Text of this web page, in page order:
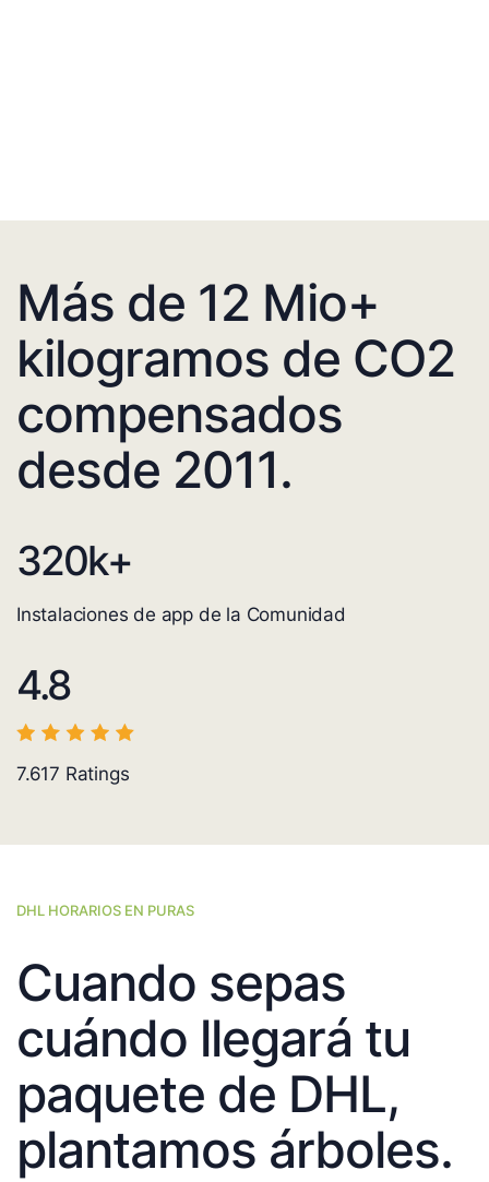
Más de 12 Mio+
kilogramos de CO2
compensados
desde 2011.
320k+
Instalaciones de app de la Comunidad
4.8
7.617 Ratings
DHL HORARIOS EN PURAS
Cuando sepas
cuándo llegará tu
paquete de DHL,
plantamos árboles.